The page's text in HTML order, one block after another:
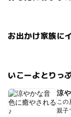
お出かけ家族に
いこーよとりっ
涼
この
親子